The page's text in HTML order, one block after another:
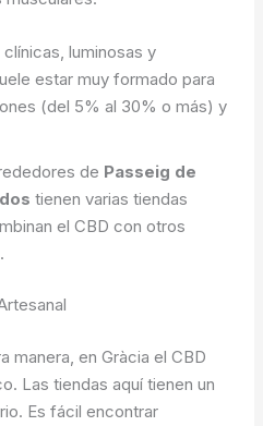
luminosas y
estar muy formado para
(del 5% al 30% o más) y
de Passeig de
tienen varias tiendas
el CBD con otros
manera, en Gràcia el CBD
Las tiendas aquí tienen un
Es fácil encontrar